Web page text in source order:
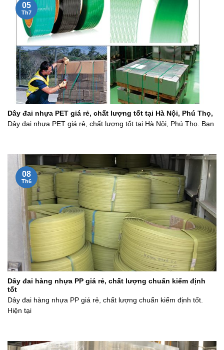
Dây đai nhựa PET giá rẻ, chất lượng tốt tại Hà Nội, Phú Thọ,
Dây đai nhựa PET giá rẻ, chất lượng tốt tại Hà Nội, Phú Thọ. Bạn
05
Th7
Dây đai hàng nhựa PP giá rẻ, chất lượng chuẩn kiểm định
tốt
Dây đai hàng nhựa PP giá rẻ, chất lượng chuẩn kiểm định tốt.
Hiện tại
08
Th6